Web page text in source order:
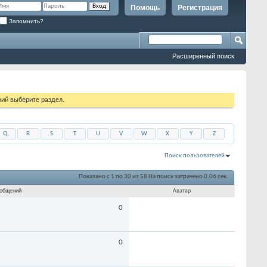
Регистрация
Помощь
Запомнить?
Расширенный поиск
выберите раздел.
Q R S T U V W X Y Z
Поиск пользователей
Показано с 1 по 30 из 58 На поиск затрачено0.06 сек.
Аватар
0
0